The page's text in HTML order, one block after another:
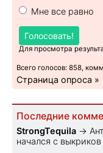
Мне все равно
Голосовать!
Для просмотра
Всего голосов: 858,
Страница опроса »
Последние
StrongTequila →
начался с